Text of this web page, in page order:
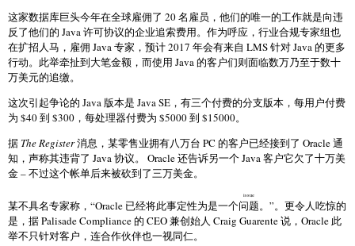
这家数据库巨头今年在全球雇佣了 20 名雇员，他们的唯一的工作就是向违
反了他们的 Java 许可协议的企业追索费用。作为呼应，行业合规专家组也
在扩招人马，雇佣 Java 专家，预计 2017 年会有来自 LMS 针对 Java 的更多
行动。此举牵扯到大笔金额，而使用 Java 的客户们则面临数万乃至于数十
万美元的追缴。
这次引起争论的 Java 版本是 Java SE，有三个付费的分支版本，每用户付费
为 $40 到 $300，每处理器付费为 $5000 到 $15000。
据 The Register消息，某零售业拥有八万台 PC 的客户已经接到了 Oracle 通
知，声称其违背了 Java 协议。 Oracle 还告诉另一个 Java 客户它欠了十万美
金 – 不过这个帐单后来被砍到了三万美金。
某不具名专家称，“Oracle 已经将此事定性为是一个问题
issue
。”。更令人吃惊的
是，据 Palisade Compliance 的 CEO 兼创始人 Craig Guarente 说，Oracle 此
举不只针对客户，连合作伙伴也一视同仁。